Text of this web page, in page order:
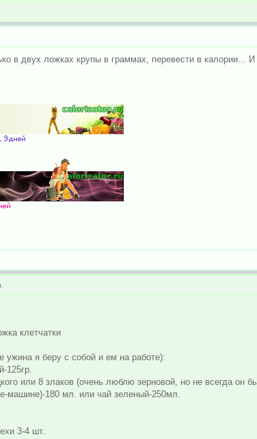
в двух ложках крупы в граммах, перевести в
клетчатки
ужина я беру с собой и ем на работе):
125гр.
или 8 злаков (очень люблю зерновой, но не всегда он
машине)-180 мл. или чай зеленый-250мл.
3-4 шт.